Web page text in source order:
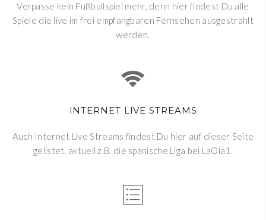
Verpasse kein Fußballspiel mehr, denn hier findest Du alle
Spiele die live im frei empfangbaren Fernsehen ausgestrahlt
werden.
INTERNET LIVE STREAMS
Auch Internet Live Streams findest Du hier auf dieser Seite
gelistet, aktuell z.B. die spanische Liga bei LaOla1.